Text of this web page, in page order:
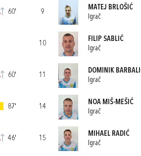
60'
60'
87'
46'
9
MATEJ BRLOŠIĆ
Igrač
10
FILIP SABLIĆ
Igrač
11
DOMINIK
Igrač
14
NOA MIŠ-MEŠIĆ
Igrač
15
MIHAEL RADIĆ
Igrač